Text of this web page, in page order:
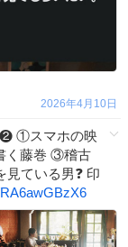
2026年4月10日
❷ ①スマホの映
く藤巻 ③稽古
ている男❓ 印